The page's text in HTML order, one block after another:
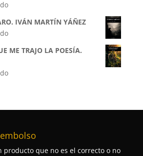
IVÁN MARTÍN YÁÑEZ
ME TRAJO LA POESÍA.
producto que no es el correcto o no